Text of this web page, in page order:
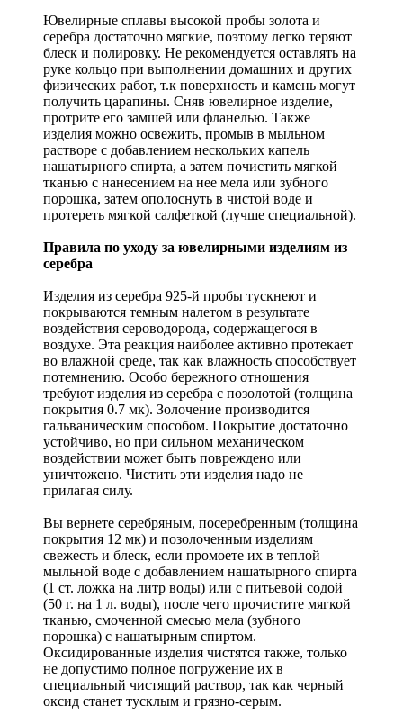
Ювелирные сплавы высокой пробы золота и
серебра достаточно мягкие, поэтому легко теряют
блеск и полировку. Не рекомендуется оставлять на
руке кольцо при выполнении домашних и других
физических работ, т.к поверхность и камень могут
получить царапины. Сняв ювелирное изделие,
протрите его замшей или фланелью. Также
изделия можно освежить, промыв в мыльном
растворе с добавлением нескольких капель
нашатырного спирта, а затем почистить мягкой
тканью с нанесением на нее мела или зубного
порошка, затем ополоснуть в чистой воде и
протереть мягкой салфеткой (лучше специальной).
Правила по уходу за ювелирными изделиям из
серебра
Изделия из серебра 925-й пробы тускнеют и
покрываются темным налетом в результате
воздействия сероводорода, содержащегося в
воздухе. Эта реакция наиболее активно протекает
во влажной среде, так как влажность способствует
потемнению. Особо бережного отношения
требуют изделия из серебра с позолотой (толщина
покрытия 0.7 мк). Золочение производится
гальваническим способом. Покрытие достаточно
устойчиво, но при сильном механическом
воздействии может быть повреждено или
уничтожено. Чистить эти изделия надо не
прилагая силу.
Вы вернете серебряным, посеребренным (толщина
покрытия 12 мк) и позолоченным изделиям
свежесть и блеск, если промоете их в теплой
мыльной воде с добавлением нашатырного спирта
(1 ст. ложка на литр воды) или с питьевой содой
(50 г. на 1 л. воды), после чего прочистите мягкой
тканью, смоченной смесью мела (зубного
порошка) с нашатырным спиртом.
Оксидированные изделия чистятся также, только
не допустимо полное погружение их в
специальный чистящий раствор, так как черный
оксид станет тусклым и грязно-серым.